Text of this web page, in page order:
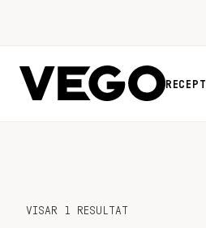
RECEPT
VISAR 1 RESULTAT